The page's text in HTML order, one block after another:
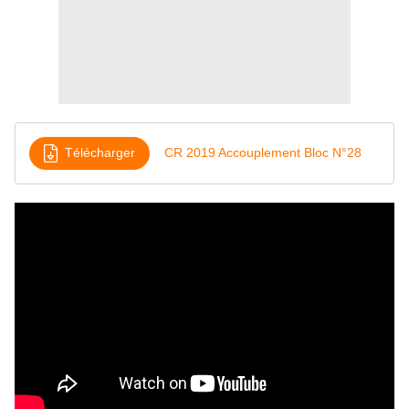
Télécharger CR 2019 Accouplement Bloc N°28